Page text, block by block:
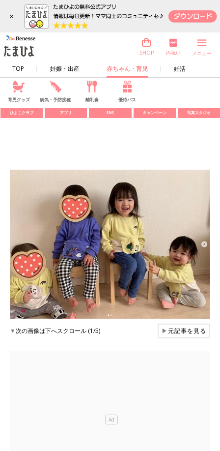
×
TOP 妊娠・出産 赤ちゃん・育児 妊活
SHOP 内祝い メニュー
育児グッズ 病気・予防接種 離乳食 優待パス
ひよこクラブ アプリ SNS キャンペーン 写真スタジオ
▼次の画像は下へスクロール (1/5) ▶元記事を見る